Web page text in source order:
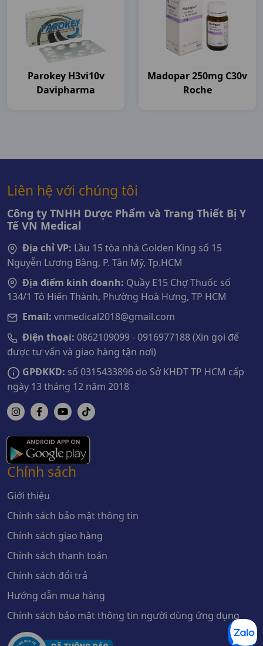
Parokey H3vi10v
Davipharma
Madopar 250mg C30v
Roche
Liên hệ với chúng tôi
Công ty TNHH Dược Phẩm và Trang Thiết Bị Y
Tế VN Medical
Địa chỉ VP: Lầu 15 tòa nhà Golden King số 15
Nguyễn Lương Bằng, P. Tân Mỹ, Tp.HCM
Địa điểm kinh doanh: Quầy E15 Chợ Thuốc số
134/1 Tô Hiến Thành, Phường Hoà Hưng, TP HCM
Email: vnmedical2018@gmail.com
Điện thoại: 0862109099 - 0916977188 (Xin gọi để
được tư vấn và giao hàng tận nơi)
GPĐKKD: số 0315433896 do Sở KHĐT TP HCM cấp
ngày 13 tháng 12 năm 2018
Chính sách
Giới thiệu
Chính sách bảo mật thông tin
Chính sách giao hàng
Chính sách thanh toán
Chính sách đổi trả
Hướng dẫn mua hàng
Chính sách bảo mật thông tin người dùng ứng dụng